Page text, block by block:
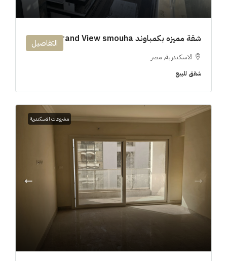
شقة مميزه بكمباوند 194m Grand View smouha
الاسكندرية, مصر
شقق للبيع
التفاصيل
مشروعات الاسكندرية